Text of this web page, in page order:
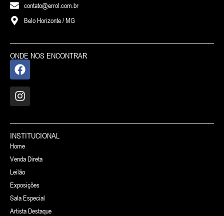
contato@errol.com.br
Belo Horizonte / MG
ONDE NOS ENCONTRAR
INSTITUCIONAL
Home
Venda Direta
Leilão
Exposições
Sala Especial
Artista Destaque